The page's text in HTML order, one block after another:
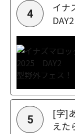
4
イナ
5
[字]
えた